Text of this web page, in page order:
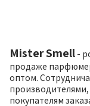
Mister Smell -
продаже
оптом.
покупателям